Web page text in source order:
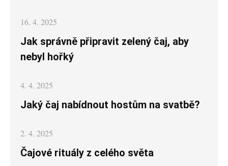
Posted
16. 4. 2025
Jak správně připravit zelený čaj, aby
nebyl hořký
Posted
4. 4. 2025
Jaký čaj nabídnout hostům na svatbě?
Posted
on
2. 4. 2025
Čajové rituály z celého světa